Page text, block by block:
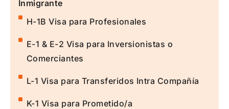
Inmigrante
H-1B Visa para Profesionales
E-1 & E-2 Visa para Inversionistas o
Comerciantes
L-1 Visa para Transferidos Intra Compañía
K-1 Visa para Prometido/a